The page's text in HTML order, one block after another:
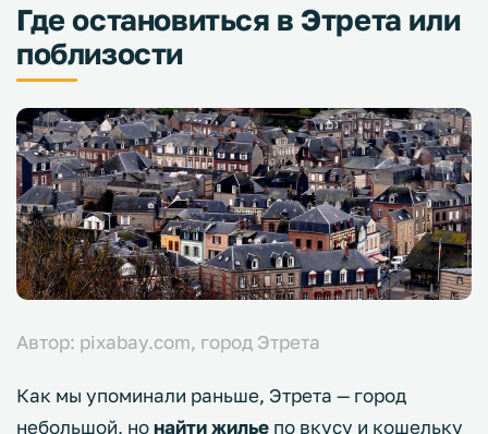
Где остановиться в Этрета или
поблизости
Автор: pixabay.com, город Этрета
Как мы упоминали раньше, Этрета — город
небольшой, нонайти жилье по вкусу и кошельку